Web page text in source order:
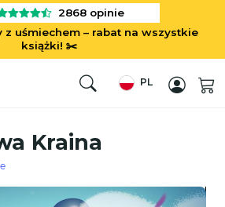
z uśmiechem – rabat na wszystkie
książki! ✂️
2868 opinie
PL
Kraina